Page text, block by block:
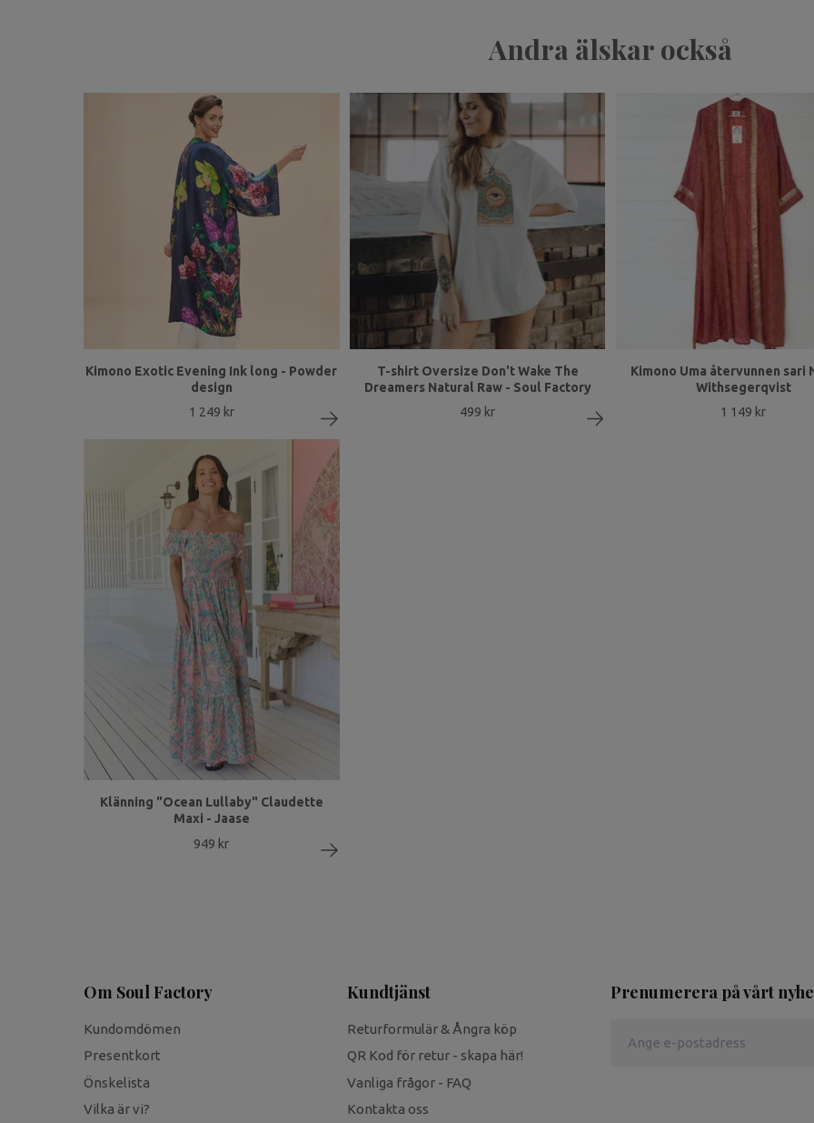
Andra älskar också
Kimono Exotic Evening Ink long - Powder
design
1 249 kr
T-shirt Oversize Don't Wake The
Dreamers Natural Raw - Soul Factory
499 kr
Kimono Uma återvunnen sari
Withsegerqvist
1 149 kr
Klänning "Ocean Lullaby" Claudette
Maxi - Jaase
949 kr
Om Soul Factory
Kundomdömen
Presentkort
Önskelista
Vilka är vi?
Kundtjänst
Returformulär & Ångra köp
QR Kod för retur - skapa här!
Vanliga frågor - FAQ
Kontakta oss
Prenumerera på vårt